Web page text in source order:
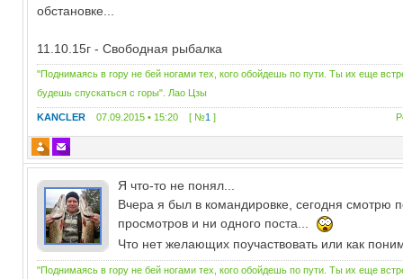
обстановке...
11.10.15г - Свободная рыбалка
"Поднимаясь в гору не бей ногами тех, кого обойдешь по пути. Ты их еще
будешь спускаться с горы". Лао Цзы
KANCLER 07.09.2015 • 15:20 [ №1 ]
Я что-то не понял...
Вчера я был в командировке, сегодня смотрю
просмотров и ни одного поста...
Что нет желающих поучаствовать или как
"Поднимаясь в гору не бей ногами тех, кого обойдешь по пути. Ты их еще